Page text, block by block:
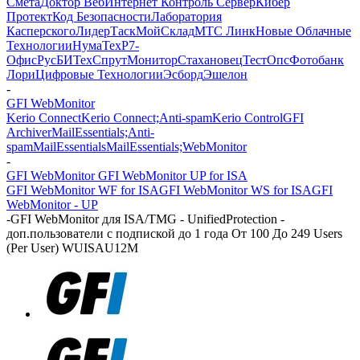
ПротектКод БезопасностиЛаборатория
КасперскогоЛидерТаскМойСкладМТС ЛинкНовые Облачные
ТехнологииНумаТехР7-
ОфисРусБИТехСпрутМониторСтахановецТестОпсФотобанк
ЛориЦифровые ТехнологииЭсбордЭшелон
-
GFI WebMonitor
Kerio ConnectKerio Connect;Anti-spamKerio ControlGFI
ArchiverMailEssentials;Anti-
spamMailEssentialsMailEssentials;WebMonitor
-
GFI WebMonitor GFI WebMonitor UP for ISA
GFI WebMonitor WF for ISAGFI WebMonitor WS for ISAGFI
WebMonitor - UP
-GFI WebMonitor для ISA/TMG - UnifiedProtection -
доп.пользователи с подпиской до 1 года От 100 До 249 Users
(Per User) WUISAU12M